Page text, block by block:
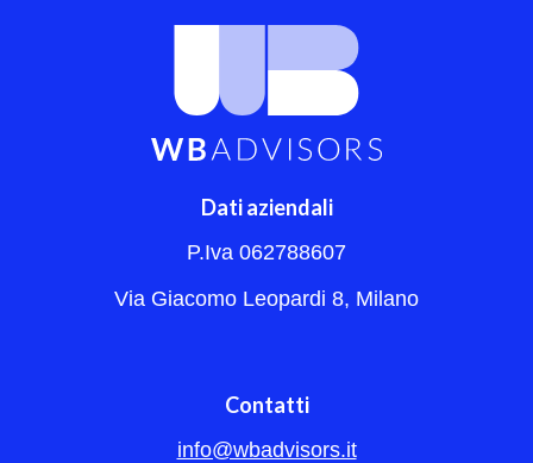
Dati aziendali
P.Iva 062788607
Via Giacomo Leopardi 8, Milano
Contatti
info@wbadvisors.it